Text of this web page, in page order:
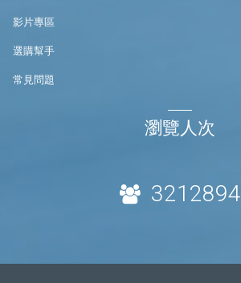
影片專區
選購幫手
常見問題
瀏覽人次
3212894